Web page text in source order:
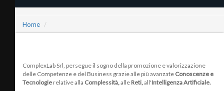
Home
ComplexLab Srl, persegue il sogno della promozione e valorizzazione
delle Competenze e del Business grazie alle più avanzate Conoscenze e
Tecnologie relative alla Complessità,alle Reti,all'Intelligenza Artificiale.